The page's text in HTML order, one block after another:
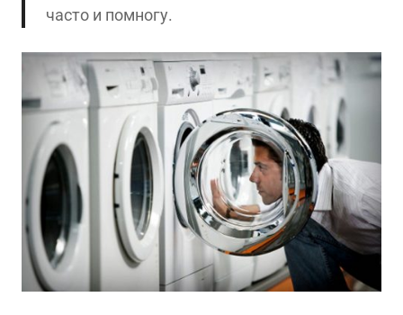
часто и помногу.